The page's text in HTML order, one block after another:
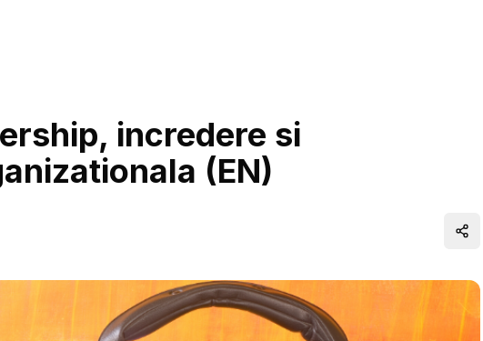
incredere si
(EN)